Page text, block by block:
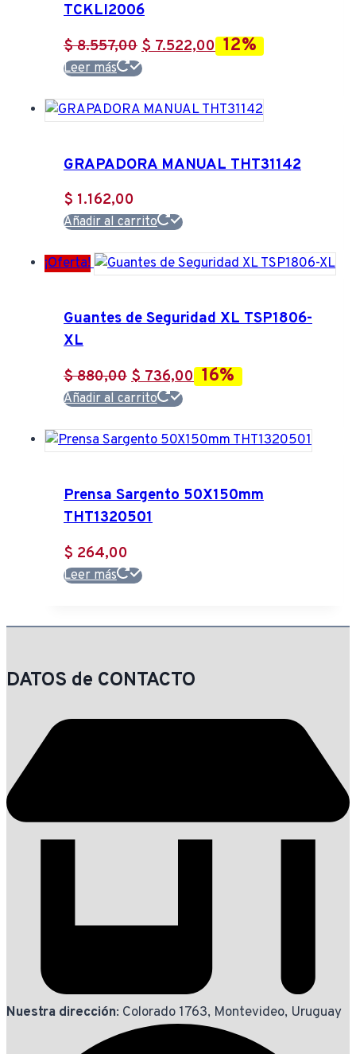
TCKLI2006
$8.557,00 El
precio
era:
$7.522,00El
es:
12%
Leer más
GRAPADORA MANUAL THT31142
$ 1.162,00
Añadir al carrito
¡Oferta!
Guantes de Seguridad XL TSP1806-
XL
$880,00 El
precio
era:
$736,00El
es:
16%
Añadir al carrito
Prensa Sargento 50X150mm
THT1320501
$ 264,00
Leer más
DATOS de CONTACTO
Nuestra dirección: Colorado 1763, Montevideo, Uruguay